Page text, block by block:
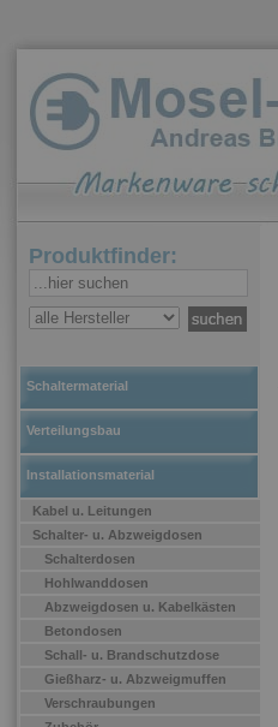
Produktfinder:
Schaltermaterial
Verteilungsbau
Installationsmaterial
Kabel u. Leitungen
Schalter- u. Abzweigdosen
Schalterdosen
Hohlwanddosen
Abzweigdosen u. Kabelkästen
Betondosen
Schall- u. Brandschutzdose
Gießharz- u. Abzweigmuffen
Verschraubungen